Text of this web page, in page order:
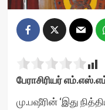
பேராசிரியர்
மு.பஷீரின் ‘இது